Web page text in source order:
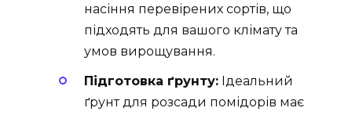
насіння перевірених сортів, що
підходять для вашого клімату та
умов вирощування.
Підготовка ґрунту: Ідеальний
ґрунт для розсади помідорів має